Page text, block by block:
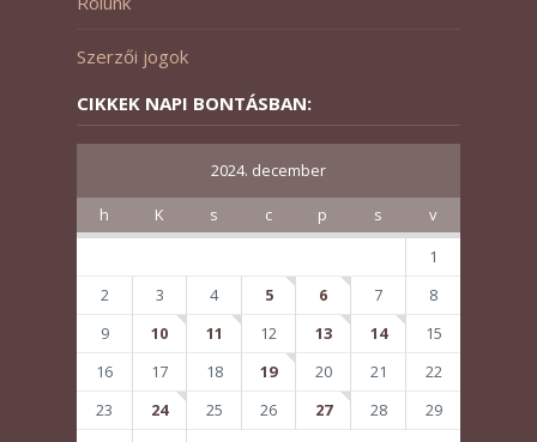
Szerzői jogok
CIKKEK NAPI BONTÁSBAN:
2024. december
h K s c p s
v
1
2
3 4 5 6 7
8
9
10 11 12 13 14
15
16
17 18 19 20 21
22
23
24 25 26 27 28
29